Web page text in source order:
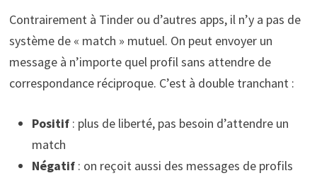
Contrairement à Tinder ou d’autres apps, il n’y a pas de
système de « match » mutuel. On peut envoyer un
message à n’importe quel profil sans attendre de
correspondance réciproque. C’est à double tranchant :
Positif: plus de liberté, pas besoin d’attendre un
match
Négatif: on reçoit aussi des messages de profils